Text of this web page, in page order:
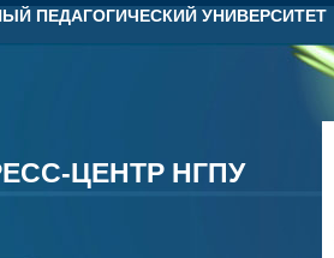
ПЕДАГОГИЧЕСКИЙ УНИВЕРСИТЕТ
ЦЕНТР НГПУ
ЦЕНТР НГПУ